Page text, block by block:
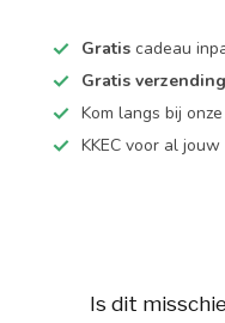
Gratis cadeau
Gratis verzending
Kom langs bij
KKEC voor al jouw
Is dit